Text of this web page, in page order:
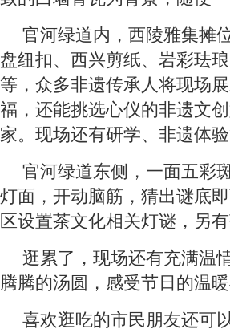
官河绿道内，西陵雅集摊
盘纽扣、西兴剪纸、岩彩珐
等，众多非遗传承人将现场
福，还能挑选心仪的非遗文
家。现场还有研学、非遗体
官河绿道东侧，一面五彩
灯面，开动脑筋，猜出谜底
区设置茶文化相关灯谜，另有
逛累了，现场还有充满温
腾腾的汤圆，感受节日的温暖
喜欢逛吃的市民朋友还可